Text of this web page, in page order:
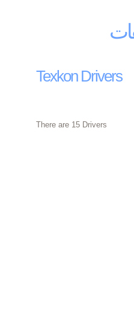
Texkon Drivers
There are 15 Drivers